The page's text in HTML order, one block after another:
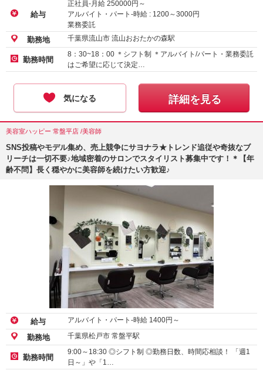
給与
正社員-月給 250000円～
アルバイト・パート-時給 : 1200～3000円
業務委託
勤務地 千葉県流山市 流山おおたかの森駅
勤務時間
8：30~18：00 ＊シフト制 ＊アルバイト/パート・業務委託
はご希望に応じて決定…
気になる 詳細を見る
美容室ハッピー 常盤平店 /美容師
SNS投稿やモデル集め、売上競争にサヨナラ★トレンド追従や奇抜なブ
リーチは一切不要♪地域密着のサロンでスタイリスト募集中です！＊【年
齢不問】長く穏やかに美容師を続けたい方歓迎♪
給与 アルバイト・パート-時給 1400円～
勤務地 千葉県松戸市 常盤平駅
勤務時間
9:00～18:30 ◎シフト制 ◎勤務日数、時間応相談！ 「週1
日～」や「1…